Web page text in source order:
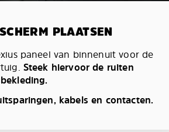
PLAATSEN
paneel van binnenuit voor de
Steek hiervoor de ruiten
kabels en contacten.